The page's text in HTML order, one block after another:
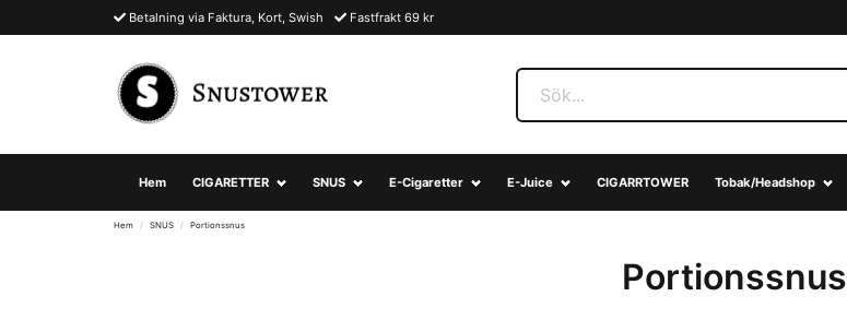
Betalning via Faktura, Kort, Swish Fastfrakt 69 kr
Hem CIGARETTER SNUS E-Cigaretter E-Juice CIGARRTOWER Tobak/Headshop
Hem SNUS Portionssnus
Portionssnus